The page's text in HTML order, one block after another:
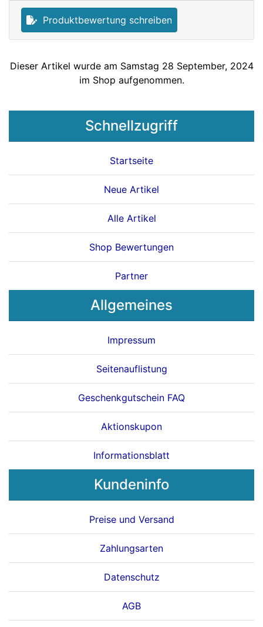
Produktbewertung schreiben
Dieser Artikel wurde am Samstag 28 September, 2024
im Shop aufgenommen.
Schnellzugriff
Startseite
Neue Artikel
Alle Artikel
Shop Bewertungen
Partner
Allgemeines
Impressum
Seitenauflistung
Geschenkgutschein FAQ
Aktionskupon
Informationsblatt
Kundeninfo
Preise und Versand
Zahlungsarten
Datenschutz
AGB